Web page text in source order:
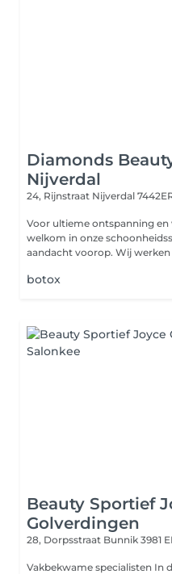
Diamonds
Nijverdal
24, Rijnstraat Nijverdal
Voor ultieme ontspanning
welkom in onze
aandacht voorop. Wij
botox
Beauty Sportief
Golverdingen
28, Dorpsstraat Bunnik 3981
Vakbekwame specialisten In